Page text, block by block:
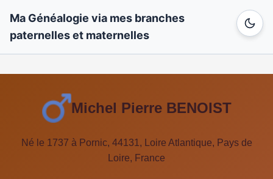
Ma Généalogie via mes branches
paternelles et maternelles
Michel Pierre BENOIST
Né le 1737 à Pornic, 44131, Loire Atlantique, Pays de
Loire, France